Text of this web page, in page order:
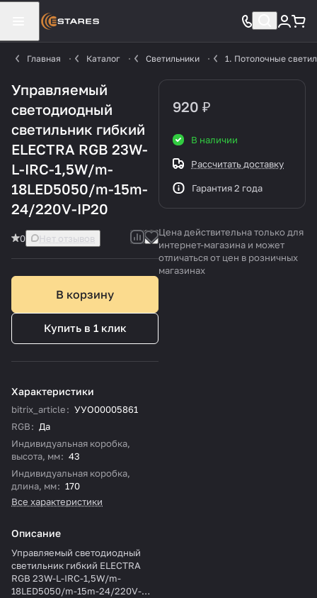
Главная Каталог Светильники 1. Потолочные
Управляемый
светодиодный
светильник гибкий
ELECTRA RGB 23W-
L-IRC-1,5W/m-
18LED5050/m-15m-
24/220V-IP20
0 Нет отзывов
В корзину
Купить в 1 клик
Характеристики
bitrix_article: УУО00005861
RGB: Да
Индивидуальная коробка,
высота, мм: 43
Индивидуальная коробка,
длина, мм: 170
Все характеристики
Описание
Управляемый светодиодный
светильник гибкий ELECTRA
RGB 23W-L-IRC-1,5W/m-
18LED5050/m-15m-24/220V-
920 ₽
В наличии
Рассчитать доставку
Гарантия 2 года
Цена действительна только для
интернет-магазина и может
отличаться от цен в розничных
магазинах